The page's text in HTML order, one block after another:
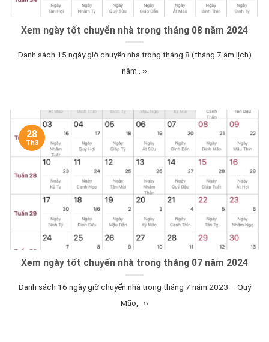
Xem ngày tốt chuyển nhà trong tháng 08 năm 2024
Danh sách 15 ngày giờ chuyển nhà trong tháng 8 (tháng 7 âm lịch)
năm.. ››
Xem ngày tốt chuyển nhà trong tháng 07 năm 2024
Danh sách 16 ngày giờ chuyển nhà trong tháng 7 năm 2023 – Quý
Mão,.. ››
28
Th3